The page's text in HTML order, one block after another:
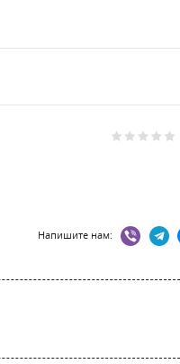
Рейтинг:
Напишите нам: